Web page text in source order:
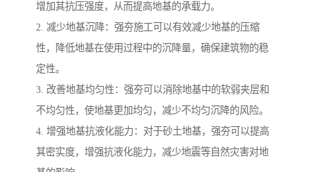
增加其抗压强度，从而提高地基的承载力。
2. 减少地基沉降：强夯施工可以有效减少地基的压缩
性，降低地基在使用过程中的沉降量，确保建筑物的稳
定性。
3. 改善地基均匀性：强夯可以消除地基中的软弱夹层和
不均匀性，使地基更加均匀，减少不均匀沉降的风险。
4. 增强地基抗液化能力：对于砂土地基，强夯可以提高
其密实度，增强抗液化能力，减少地震等自然灾害对地